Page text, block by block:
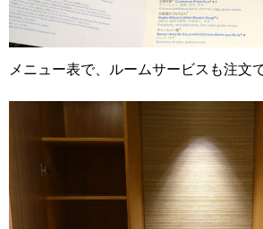
メニュー表で、ルームサービスも注文